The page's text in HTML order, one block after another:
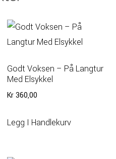
Godt Voksen – På Langtur
Med Elsykkel
Kr 360,00
Legg I Handlekurv